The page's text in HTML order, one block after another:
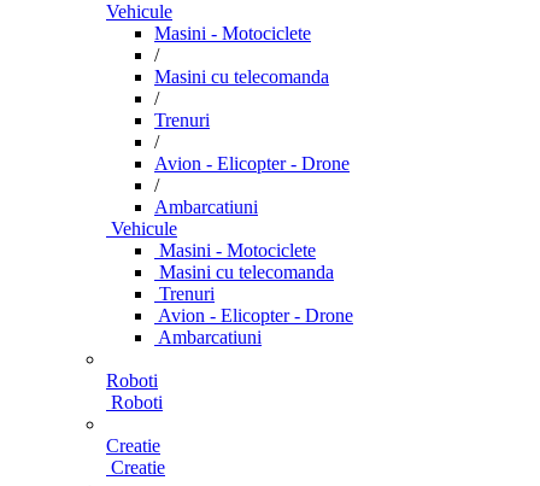
Vehicule
Masini - Motociclete
/
Masini cu telecomanda
/
Trenuri
/
Avion - Elicopter - Drone
/
Ambarcatiuni
Vehicule
Masini - Motociclete
Masini cu telecomanda
Trenuri
Avion - Elicopter - Drone
Ambarcatiuni
Roboti
Roboti
Creatie
Creatie